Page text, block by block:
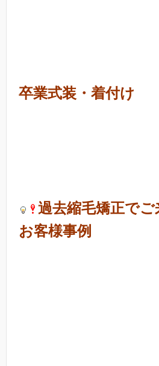
卒業式装・着付け
過去縮毛矯正で
お客様事例